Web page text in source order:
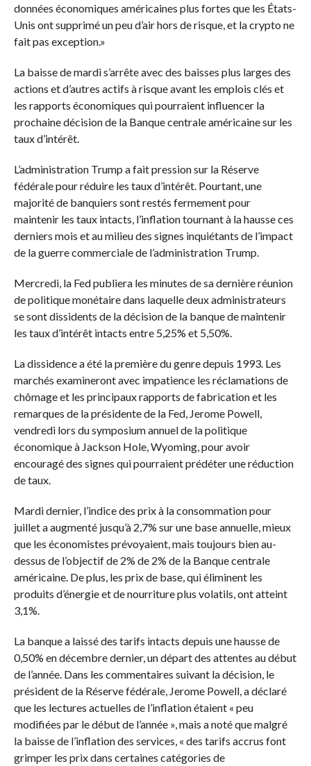
données économiques américaines plus fortes que les États-
Unis ont supprimé un peu d’air hors de risque, et la crypto ne
fait pas exception.»
La baisse de mardi s’arrête avec des baisses plus larges des
actions et d’autres actifs à risque avant les emplois clés et
les rapports économiques qui pourraient influencer la
prochaine décision de la Banque centrale américaine sur les
taux d’intérêt.
L’administration Trump a fait pression sur la Réserve
fédérale pour réduire les taux d’intérêt. Pourtant, une
majorité de banquiers sont restés fermement pour
maintenir les taux intacts, l’inflation tournant à la hausse ces
derniers mois et au milieu des signes inquiétants de l’impact
de la guerre commerciale de l’administration Trump.
Mercredi, la Fed publiera les minutes de sa dernière réunion
de politique monétaire dans laquelle deux administrateurs
se sont dissidents de la décision de la banque de maintenir
les taux d’intérêt intacts entre 5,25% et 5,50%.
La dissidence a été la première du genre depuis 1993. Les
marchés examineront avec impatience les réclamations de
chômage et les principaux rapports de fabrication et les
remarques de la présidente de la Fed, Jerome Powell,
vendredi lors du symposium annuel de la politique
économique à Jackson Hole, Wyoming, pour avoir
encouragé des signes qui pourraient prédéter une réduction
de taux.
Mardi dernier, l’indice des prix à la consommation pour
juillet a augmenté jusqu’à 2,7% sur une base annuelle, mieux
que les économistes prévoyaient, mais toujours bien au-
dessus de l’objectif de 2% de 2% de la Banque centrale
américaine. De plus, les prix de base, qui éliminent les
produits d’énergie et de nourriture plus volatils, ont atteint
3,1%.
La banque a laissé des tarifs intacts depuis une hausse de
0,50% en décembre dernier, un départ des attentes au début
de l’année. Dans les commentaires suivant la décision, le
président de la Réserve fédérale, Jerome Powell, a déclaré
que les lectures actuelles de l’inflation étaient « peu
modifiées par le début de l’année », mais a noté que malgré
la baisse de l’inflation des services, « des tarifs accrus font
grimper les prix dans certaines catégories de